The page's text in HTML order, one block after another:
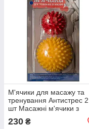
М'ячики для масажу та
тренування Антистрес 2
шт Масажні м'ячики з
шипами Масажна
для стоп .Колір
230 ₴